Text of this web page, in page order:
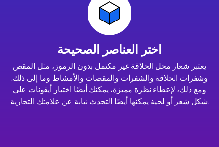
اختر العناصر الصحيحة
يعتبر شعار محل الحلاقة غير مكتمل بدون الرموز، مثل المقص
وشفرات الحلاقة والشفرات والمقصات والأمشاط وما إلى ذلك.
ومع ذلك، لإعطاء نظرة مميزة، يمكنك أيضًا اختيار أيقونات على
شكل شعر أو لحية يمكنها أيضًا التحدث نيابة عن علامتك التجارية.